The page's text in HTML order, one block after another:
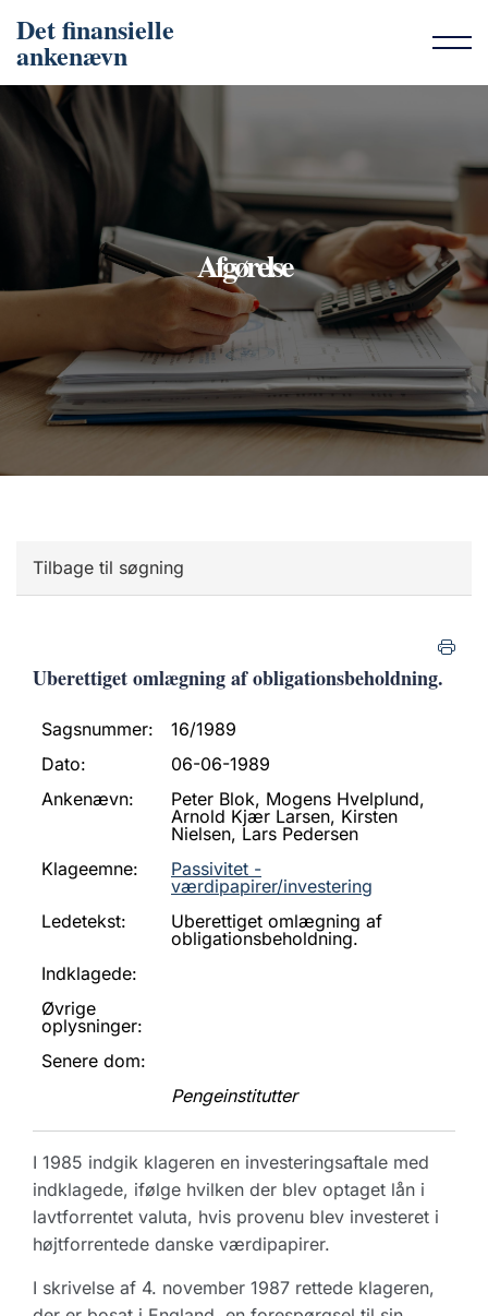
Det finansielle
ankenævn
Afgørelse
Tilbage til søgning
Uberettiget omlægning af obligationsbeholdning.
Sagsnummer:
16/1989
Dato:
06-06-1989
Ankenævn:
Peter Blok, Mogens Hvelplund,
Arnold Kjær Larsen, Kirsten
Nielsen, Lars Pedersen
Klageemne:
Passivitet -
værdipapirer/investering
Ledetekst:
Uberettiget omlægning af
obligationsbeholdning.
Indklagede:
Øvrige
oplysninger:
Senere dom:
Pengeinstitutter
I 1985 indgik klageren en investeringsaftale med
indklagede, ifølge hvilken der blev optaget lån i
lavtforrentet valuta, hvis provenu blev investeret i
højtforrentede danske værdipapirer.
I skrivelse af 4. november 1987 rettede klageren,